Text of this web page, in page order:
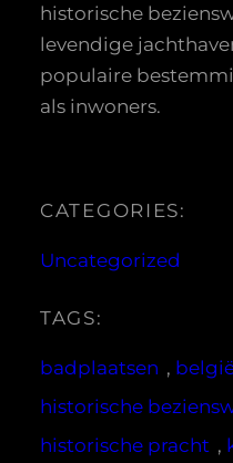
historische
levendige
populaire
als inwoners.
CATEGORIES:
Uncategorized
TAGS:
badplaatsen ,
historische
historische pracht ,